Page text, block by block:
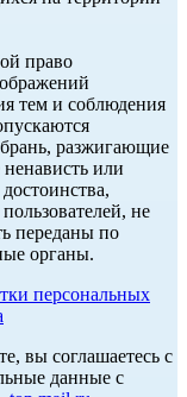
право
тем и соблюдения
разжигающие
или
не
переданы по
органы.
персональных
вы соглашаетесь с
данные с